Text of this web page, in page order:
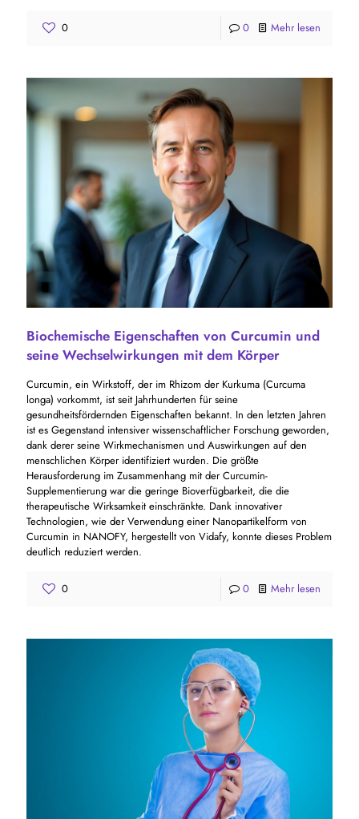
0 0 Mehr lesen
Biochemische Eigenschaften von Curcumin und
seine Wechselwirkungen mit dem Körper
Curcumin, ein Wirkstoff, der im Rhizom der Kurkuma (Curcuma
longa) vorkommt, ist seit Jahrhunderten für seine
gesundheitsfördernden Eigenschaften bekannt. In den letzten Jahren
ist es Gegenstand intensiver wissenschaftlicher Forschung geworden,
dank derer seine Wirkmechanismen und Auswirkungen auf den
menschlichen Körper identifiziert wurden. Die größte
Herausforderung im Zusammenhang mit der Curcumin-
Supplementierung war die geringe Bioverfügbarkeit, die die
therapeutische Wirksamkeit einschränkte. Dank innovativer
Technologien, wie der Verwendung einer Nanopartikelform von
Curcumin in NANOFY, hergestellt von Vidafy, konnte dieses Problem
deutlich reduziert werden.
0 0 Mehr lesen